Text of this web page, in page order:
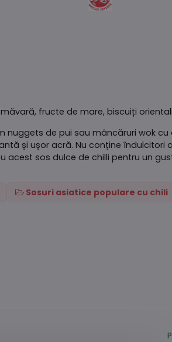
fructe de mare, biscuiți
nuggets de pui sau mâncăruri wok cu
și ușor acră. Nu conține îndulcitori
acest sos dulce de chilli pentru un
Sosuri asiatice populare cu chili